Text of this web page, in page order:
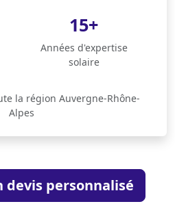
15+
Années d'expertise
solaire
la région Auvergne-Rhône-
Alpes
devis personnalisé